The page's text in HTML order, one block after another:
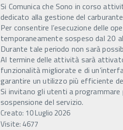
Si Comunica che Sono in corso
dedicato alla gestione del
Per consentire l’esecuzione delle
temporaneamente sospeso dal 20
Durante tale periodo non sarà
Al termine delle attività sarà
funzionalità migliorate e di
garantire un utilizzo più efficiente
Si invitano gli utenti a
sospensione del servizio.
Creato: 10 Luglio 2026
Visite: 4677